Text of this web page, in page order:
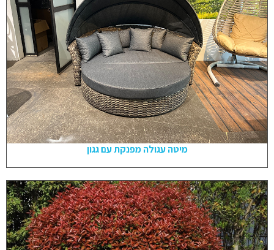
מיטה עגולה מפנקת עם גגון